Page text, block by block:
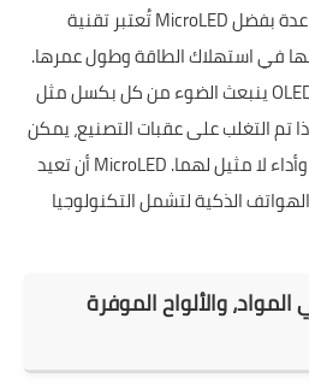
تُعتبر تقنية MicroLED من التقنيات المستقبلية الواعدة بفضل
في استهلاك الطاقة وطول عمرها.
ينبعث الضوء من كل بكسل مثل OLED ولكن بدون المواد العضوية،
تم التغلب على عقبات التصنيع، يمكن
أن تعيد MicroLED تعريف معايير العرض بمتانة وأداء لا مثيل لهما.
الهواتف الذكية لتشمل التكنولوجيا
والألواح الموفرة